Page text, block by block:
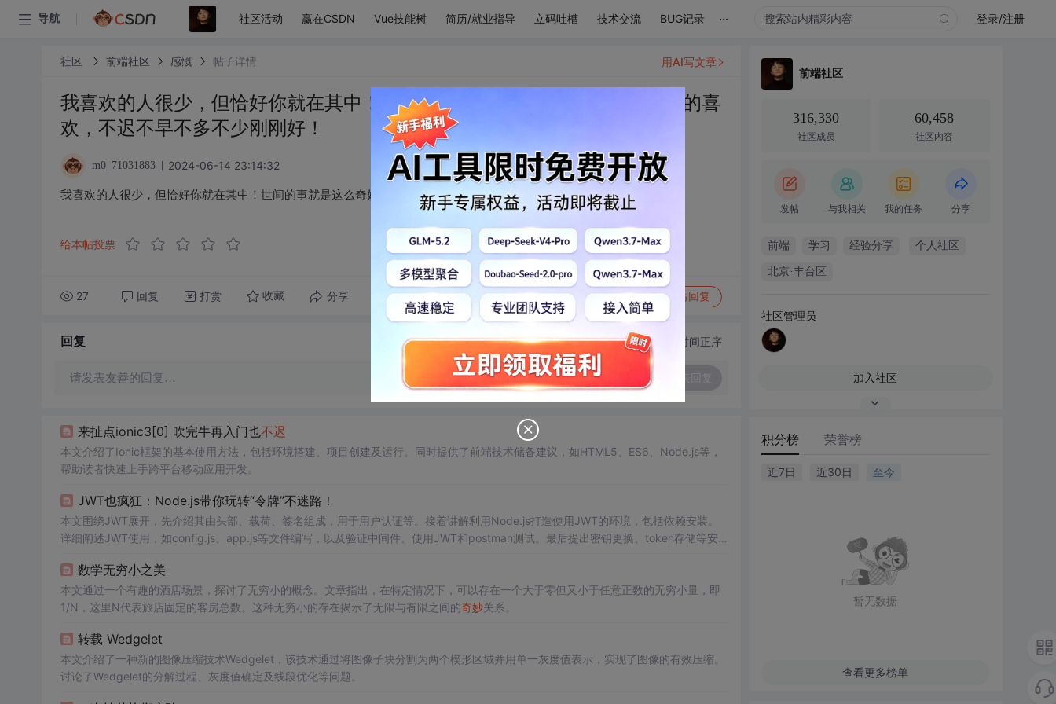
导航 社区活动 赢在CSDN Vue技能树 简历/就业指导 立码吐槽 技术交流 BUG记录 ... 登录/注册
社区 前端社区 感慨 帖子详情
我喜欢的人很少，但恰好你就在其中！世间的事就是这么奇妙，就像我对你的喜
欢，不迟不早不多不少刚刚好！
m0_71031883 2024-06-14 23:14:32
我喜欢的人很少，但恰好你就在其中！世间的事就是这么奇妙，就像我对你的喜欢，不迟不早不多不少刚刚好！
给本帖投票
27 回复 打赏 收藏 分享 转发到动态 举报 写回复
用AI写文章
回复 切换为时间正序
请发表友善的回复…
来扯点ionic3[0] 吹完牛再入门也不迟
本文介绍了Ionic框架的基本使用方法，包括环境搭建、项目创建及运行。同时提供了前端技术储备建议，如HTML5、ES6、Node.js等，
帮助读者快速上手跨平台移动应用开发。
JWT也疯狂：Node.js带你玩转“令牌”不迷路！
本文围绕JWT展开，先介绍其由头部、载荷、签名组成，用于用户认证等。接着讲解利用Node.js打造使用JWT的环境，包括依赖安装。
详细阐述JWT使用，如config.js、app.js等文件编写，以及验证中间件、使用JWT和postman测试。最后提出密钥更换、token存储等安
数学无穷小之美
本文通过一个有趣的酒店场景，探讨了无穷小的概念。文章指出，在特定情况下，可以存在一个大于零但又小于任意正数的无穷小量，即
1/N，这里N代表旅店固定的客房总数。这种无穷小的存在揭示了无限与有限之间的奇妙关系。
转载 Wedgelet
本文介绍了一种新的图像压缩技术Wedgelet，该技术通过将图像子块分割为两个楔形区域并用单一灰度值表示，实现了图像的有效压缩。
讨论了Wedgelet的分解过程、灰度值确定及线段优化等问题。
前端社区
316,330
社区成员
60,458
社区内容
发帖 与我相关 我的任务 分享
前端 学习 经验分享 个人社区
北京·丰台区
社区管理员
加入社区
积分榜 荣誉榜
近7日 近30日 至今
暂无数据
查看更多榜单